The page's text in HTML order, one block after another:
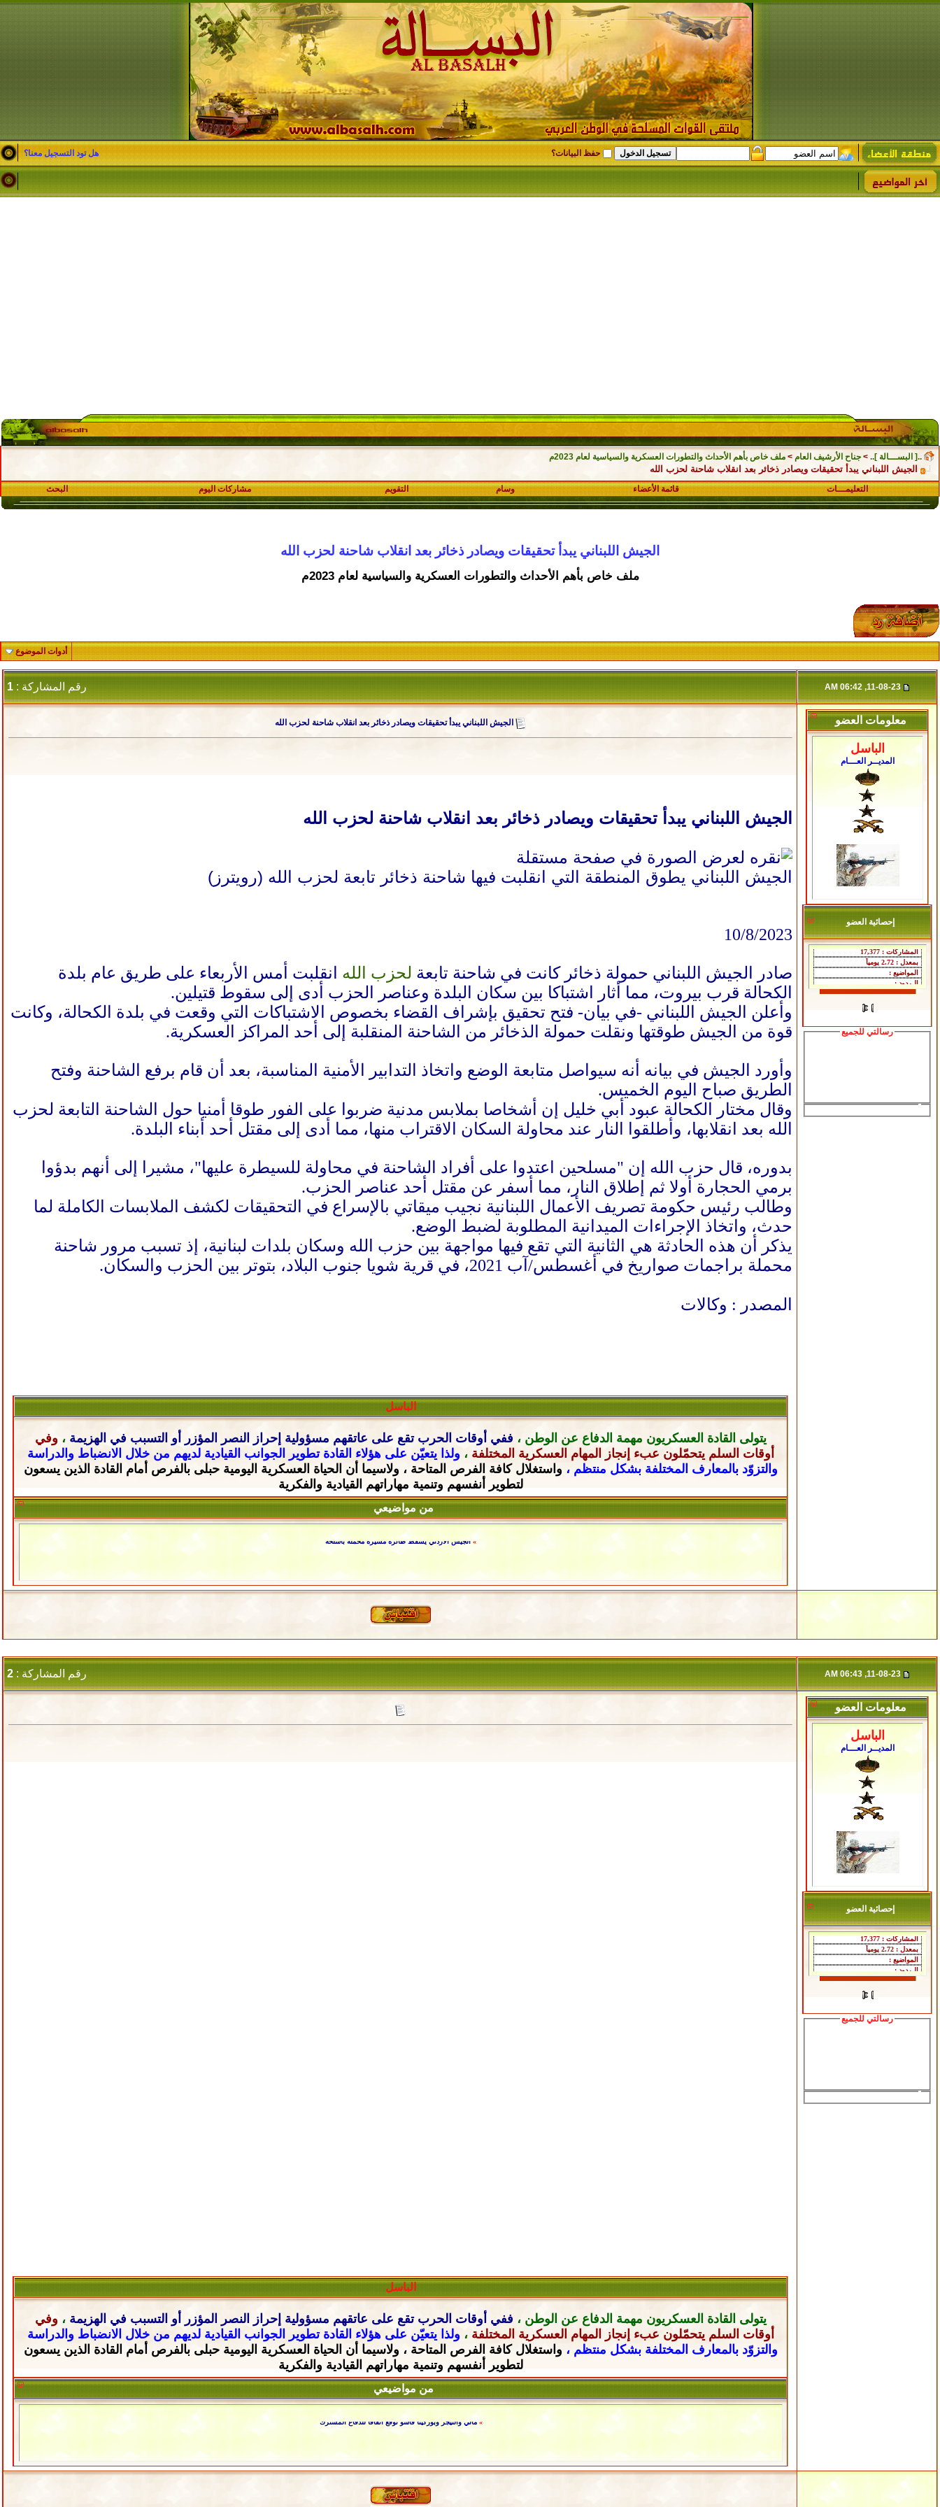
حفظ البيانات؟ هل تود التسجيل معنا؟
..[ البســـالة ].. > جناح الأرشيف العام > ملف خاص بأهم الأحداث والتطورات العسكرية والسياسية لعام 2023م
الجيش اللبناني يبدأ تحقيقات ويصادر ذخائر بعد انقلاب شاحنة لحزب الله
التعليمـــات قائمة الأعضاء وسام التقويم مشاركات اليوم البحث
الجيش اللبناني يبدأ تحقيقات ويصادر ذخائر بعد انقلاب شاحنة لحزب الله
ملف خاص بأهم الأحداث والتطورات العسكرية والسياسية لعام 2023م
أدوات الموضوع
11-08-23, 06:42 AM رقم المشاركة : 1
معلومات العضو
الباسل
المديــر العـــام
إحصائية العضو
رسالتي للجميع
الجيش اللبناني يبدأ تحقيقات ويصادر ذخائر بعد انقلاب شاحنة لحزب الله
الجيش اللبناني يبدأ تحقيقات ويصادر ذخائر بعد انقلاب شاحنة لحزب الله
الجيش اللبناني يطوق المنطقة التي انقلبت فيها شاحنة ذخائر تابعة لحزب الله (رويترز)
10/8/2023
صادر الجيش اللبناني حمولة ذخائر كانت في شاحنة تابعة لحزب الله انقلبت أمس الأربعاء على طريق عام بلدة
الكحالة قرب بيروت، مما أثار اشتباكا بين سكان البلدة وعناصر الحزب أدى إلى سقوط قتيلين.
وأعلن الجيش اللبناني -في بيان- فتح تحقيق بإشراف القضاء بخصوص الاشتباكات التي وقعت في بلدة الكحالة، وكانت
قوة من الجيش طوقتها ونقلت حمولة الذخائر من الشاحنة المنقلبة إلى أحد المراكز العسكرية.
وأورد الجيش في بيانه أنه سيواصل متابعة الوضع واتخاذ التدابير الأمنية المناسبة، بعد أن قام برفع الشاحنة وفتح
الطريق صباح اليوم الخميس.
وقال مختار الكحالة عبود أبي خليل إن أشخاصا بملابس مدنية ضربوا على الفور طوقا أمنيا حول الشاحنة التابعة لحزب
الله بعد انقلابها، وأطلقوا النار عند محاولة السكان الاقتراب منها، مما أدى إلى مقتل أحد أبناء البلدة.
بدوره، قال حزب الله إن "مسلحين اعتدوا على أفراد الشاحنة في محاولة للسيطرة عليها"، مشيرا إلى أنهم بدؤوا
برمي الحجارة أولا ثم إطلاق النار، مما أسفر عن مقتل أحد عناصر الحزب.
وطالب رئيس حكومة تصريف الأعمال اللبنانية نجيب ميقاتي بالإسراع في التحقيقات لكشف الملابسات الكاملة لما
حدث، واتخاذ الإجراءات الميدانية المطلوبة لضبط الوضع.
يذكر أن هذه الحادثة هي الثانية التي تقع فيها مواجهة بين حزب الله وسكان بلدات لبنانية، إذ تسبب مرور شاحنة
محملة براجمات صواريخ في أغسطس/آب 2021، في قرية شويا جنوب البلاد، بتوتر بين الحزب والسكان.
المصدر : وكالات
الباسل
يتولى القادة العسكريون مهمة الدفاع عن الوطن ، ففي أوقات الحرب تقع على عاتقهم مسؤولية إحراز النصر المؤزر أو التسبب في الهزيمة ، وفي
أوقات السلم يتحمّلون عبء إنجاز المهام العسكرية المختلفة ، ولذا يتعيّن على هؤلاء القادة تطوير الجوانب القيادية لديهم من خلال الانضباط والدراسة
والتزوّد بالمعارف المختلفة بشكل منتظم ، واستغلال كافة الفرص المتاحة ، ولاسيما أن الحياة العسكرية اليومية حبلى بالفرص أمام القادة الذين يسعون
لتطوير أنفسهم وتنمية مهاراتهم القيادية والفكرية
من مواضيعي »الجنرال مين أونغ هلاينغ - القائد العام للقوات المسلحة في ميانمار
»البحرية الأميركية تعترض سفينة محملة بالمتفجرات عقب إبحارها من إيران
»علي كشيب.. أول متهم بجرائم دارفور يمثل أمام الجنائية الدولية
»
الجيش الأردني يسقط طائرة مسيرة محملة بأسلحة
11-08-23, 06:43 AM رقم المشاركة : 2
معلومات العضو
الباسل
المديــر العـــام
إحصائية العضو
رسالتي للجميع
الباسل
يتولى القادة العسكريون مهمة الدفاع عن الوطن ، ففي أوقات الحرب تقع على عاتقهم مسؤولية إحراز النصر المؤزر أو التسبب في الهزيمة ، وفي
أوقات السلم يتحمّلون عبء إنجاز المهام العسكرية المختلفة ، ولذا يتعيّن على هؤلاء القادة تطوير الجوانب القيادية لديهم من خلال الانضباط والدراسة
والتزوّد بالمعارف المختلفة بشكل منتظم ، واستغلال كافة الفرص المتاحة ، ولاسيما أن الحياة العسكرية اليومية حبلى بالفرص أمام القادة الذين يسعون
لتطوير أنفسهم وتنمية مهاراتهم القيادية والفكرية
من مواضيعي »أوكرانيا.. الرئيس يتوعد برد قوي على محاولة اغتيال مستشاره وروسيا تنفي تورطها
موسكو تؤكد رفضها وجود أسلحة نووية أميركية بأوروبا.. الرئيس الأوكراني: المفاوضات مع روسيا لم تحقق النتائج المطلوبة
»ماذا تعرف عن الأعاصير ودلالات أسمائها؟
»خلال إطلاق صاروخ باليستي عابر للقارات.. كوريا الشمالية تطمح لأن تكون أقوى قوة نووية في العالم
مالي والنيجر وبوركينا فاسو توقّع اتفاقا للدفاع المشترك